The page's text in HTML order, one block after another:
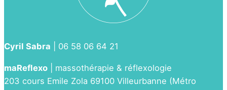
Cyril Sabra | 06 58 06 64 21
maReflexo | massothérapie & réflexologie
203 cours Emile Zola 69100 Villeurbanne (Métro